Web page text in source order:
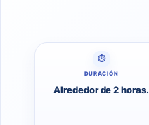
⏱
DURACIÓN
Alrededor de 2 horas.